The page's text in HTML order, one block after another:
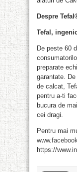
Despre
Tefal,
De peste 60
preparate
garantate.
de calcat,
pentru a-ti
bucura de
cei dragi.
Pentru mai
https://